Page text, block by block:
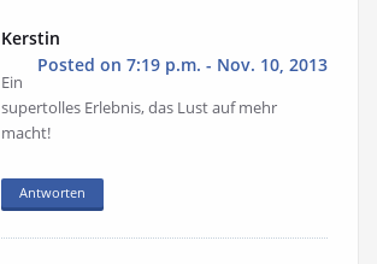
Kerstin
Posted on 7:19 p.m. - Nov. 10, 2013
Ein
supertolles Erlebnis, das Lust auf mehr
macht!
Antworten